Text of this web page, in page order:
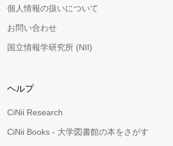
個人情報の扱いについて
お問い合わせ
国立情報学研究所 (NII)
ヘルプ
CiNii Research
CiNii Books - 大学図書館の本をさがす